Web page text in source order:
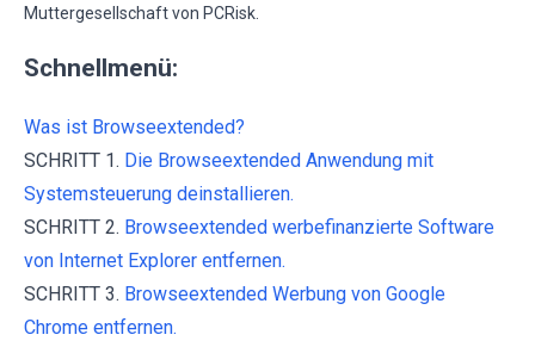
Muttergesellschaft von PCRisk.
Schnellmenü:
Was ist Browseextended?
SCHRITT 1. Die Browseextended Anwendung mit
Systemsteuerung deinstallieren.
SCHRITT 2. Browseextended werbefinanzierte Software
von Internet Explorer entfernen.
SCHRITT 3. Browseextended Werbung von Google
Chrome entfernen.